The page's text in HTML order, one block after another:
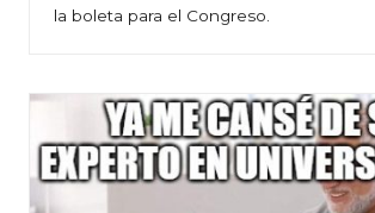
la boleta para el Congreso.